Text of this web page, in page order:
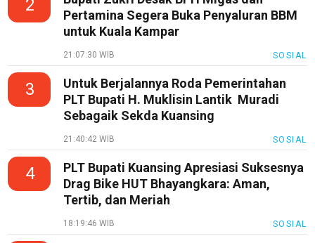
2
Pertamina Segera Buka Penyaluran BBM
untuk Kuala Kampar
21:07:30 WIB SOSIAL
3
Untuk Berjalannya Roda Pemerintahan
PLT Bupati H. Muklisin Lantik Muradi
Sebagaik Sekda Kuansing
21:40:42 WIB SOSIAL
4
PLT Bupati Kuansing Apresiasi Suksesnya
Drag Bike HUT Bhayangkara: Aman,
Tertib, dan Meriah
18:19:46 WIB SOSIAL